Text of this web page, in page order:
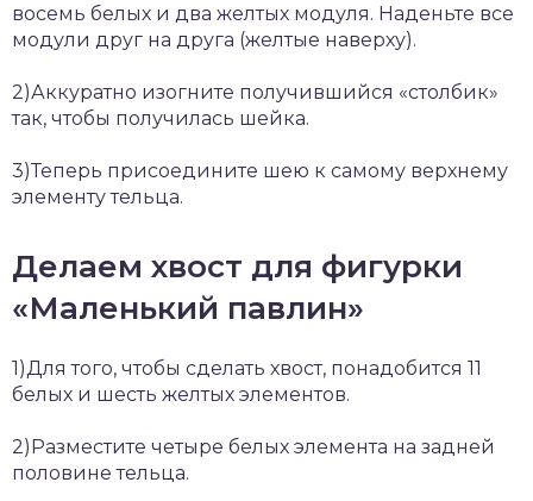
восемь белых и два желтых модуля. Наденьте все
модули друг на друга (желтые наверху).
2)Аккуратно изогните получившийся «столбик»
так, чтобы получилась шейка.
3)Теперь присоедините шею к самому верхнему
элементу тельца.
Делаем хвост для фигурки
«Маленький павлин»
1)Для того, чтобы сделать хвост, понадобится 11
белых и шесть желтых элементов.
2)Разместите четыре белых элемента на задней
половине тельца.